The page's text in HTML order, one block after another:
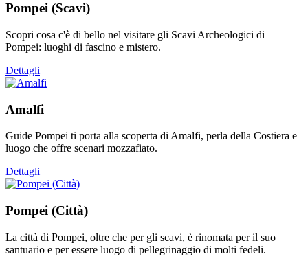
Pompei (Scavi)
Scopri cosa c'è di bello nel visitare gli Scavi Archeologici di
Pompei: luoghi di fascino e mistero.
Dettagli
Amalfi
Guide Pompei ti porta alla scoperta di Amalfi, perla della Costiera e
luogo che offre scenari mozzafiato.
Dettagli
Pompei (Città)
La città di Pompei, oltre che per gli scavi, è rinomata per il suo
santuario e per essere luogo di pellegrinaggio di molti fedeli.